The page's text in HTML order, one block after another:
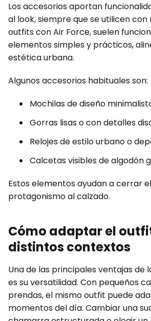
Los accesorios aportan
al look, siempre que se utilicen con
outfits con Air Force, suelen
elementos simples y prácticos,
estética urbana.
Algunos accesorios habituales son:
Mochilas de diseño
Gorras lisas o con detalles
Relojes de estilo urbano o
Calcetas visibles de algodón
Estos elementos ayudan a cerrar
protagonismo al calzado.
Cómo adaptar el
distintos contextos
Una de las principales ventajas de
es su versatilidad. Con pequeños
prendas, el mismo outfit puede
momentos del día. Cambiar una